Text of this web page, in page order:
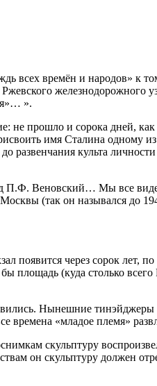
всех времён и народов» к
железнодорожного
».
не прошло и сорока дней,
имя Сталина одному
развенчания культа
П.Ф. Веновский… Мы все
(так он назывался до
появится через сорок лет,
площадь (куда столько всего
Нынешние
«младое племя»
скульптуру
он скульптуру должен